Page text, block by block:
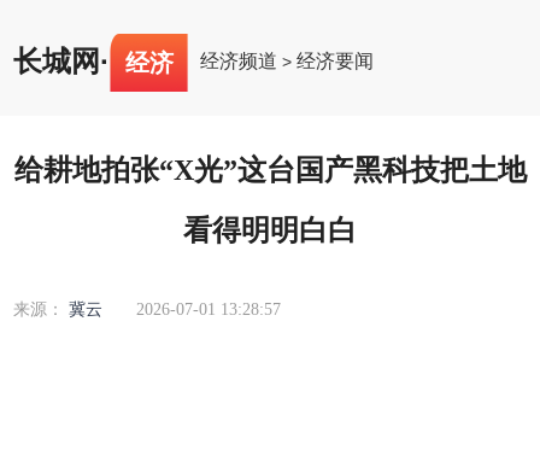
长城网· 经济 经济频道 >经济要闻
给耕地拍张“X光”这台国产黑科技把土地
看得明明白白
来源：冀云 2026-07-01 13:28:57